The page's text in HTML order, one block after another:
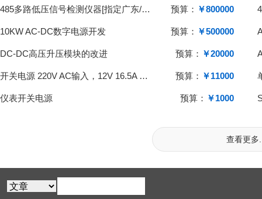
485多路低压信号检测仪器[指定广东/东莞/深圳区域} 预算： ￥800000
10KW AC-DC数字电源开发 预算： ￥500000
DC-DC高压升压模块的改进 预算： ￥20000
开关电源 220V AC输入，12V 16.5A DC输出 预算： ￥11000
仪表开关电源 预算： ￥1000
查看更多